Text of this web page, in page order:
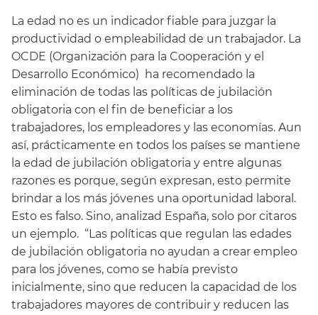
La edad no es un indicador fiable para juzgar la
productividad o empleabilidad de un trabajador. La
OCDE (Organización para la Cooperación y el
Desarrollo Económico) ha recomendado la
eliminación de todas las políticas de jubilación
obligatoria con el fin de beneficiar a los
trabajadores, los empleadores y las economías. Aun
así, prácticamente en todos los países se mantiene
la edad de jubilación obligatoria y entre algunas
razones es porque, según expresan, esto permite
brindar a los más jóvenes una oportunidad laboral.
Esto es falso. Sino, analizad España, solo por citaros
un ejemplo. “Las políticas que regulan las edades
de jubilación obligatoria no ayudan a crear empleo
para los jóvenes, como se había previsto
inicialmente, sino que reducen la capacidad de los
trabajadores mayores de contribuir y reducen las